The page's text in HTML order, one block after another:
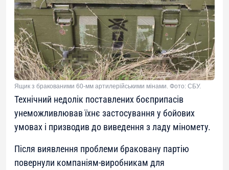
Ящик з бракованими 60-мм артилерійськими мінами. Фото: СБУ.
Технічний недолік поставлених боєприпасів
унеможливлював їхнє застосування у бойових
умовах і призводив до виведення з ладу міномету.
Після виявлення проблеми браковану партію
повернули компаніям-виробникам для